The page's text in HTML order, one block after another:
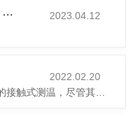
拓群机电开辟全新营销渠道，抢占流量阵地！
2023.04.12
2022.02.20